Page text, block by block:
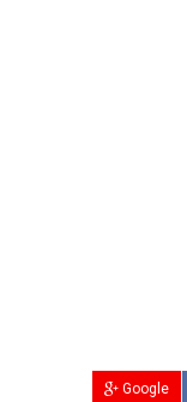
Google